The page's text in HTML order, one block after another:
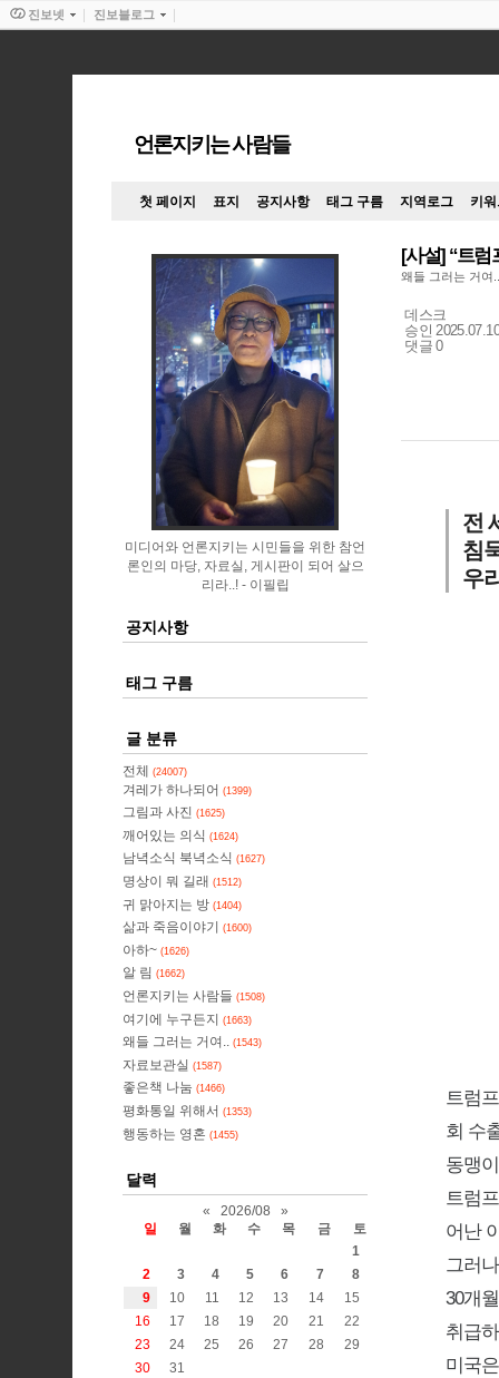
언론지키는 사람들
첫 페이지 표지 공지사항 태그 구름 지역로그 키
[사설] “트럼
왜들 그러는 거여..
기
자
명
데스크
승인
댓글 0
전
침
우
트럼
회 수
동맹
트럼
어난
그러
30개
취급
미국
미디어와 언론지키는 시민들을 위한 참언
론인의 마당, 자료실, 게시판이 되어 살으
리라..!
이필립
공지사항
태그 구름
글 분류
전체 (24007)
겨레가 하나되어 (1399)
그림과 사진 (1625)
깨어있는 의식 (1624)
남녁소식 북녁소식 (1627)
명상이 뭐 길래 (1512)
귀 맑아지는 방 (1404)
삶과 죽음이야기 (1600)
아하~ (1626)
알 림 (1662)
언론지키는 사람들 (1508)
여기에 누구든지 (1663)
왜들 그러는 거여.. (1543)
자료보관실 (1587)
좋은책 나눔 (1466)
평화통일 위해서 (1353)
행동하는 영혼 (1455)
달력
« 2026/08
»
일
월 화 수 목 금
토
1
2
3 4 5 6 7
8
9
10 11 12 13 14
15
16
17 18 19 20 21
22
23
24 25 26 27 28
29
30
31
진보넷 진보블로그